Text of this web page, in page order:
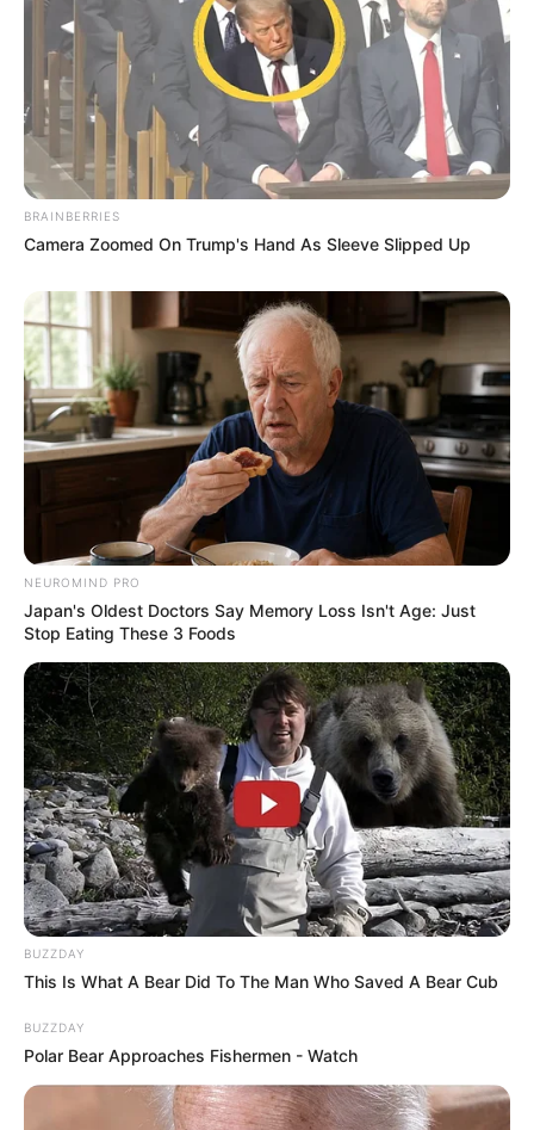
untuk Kesehatan
Berhasil
Serem! 9 Chat Ojek Online &
Pelanggan Ini Bikin Auto
Merinding
BRAINBERRIES
Camera Zoomed On Trump's Hand As Sleeve Slipped Up
NEUROMIND PRO
Japan's Oldest Doctors Say Memory Loss Isn't Age: Just
Stop Eating These 3 Foods
BUZZDAY
This Is What A Bear Did To The Man Who Saved A Bear Cub
BUZZDAY
Polar Bear Approaches Fishermen - Watch